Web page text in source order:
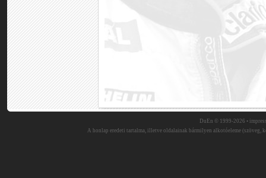
DuEn © 1999-2026 •
A honlap eredeti tartalma, illetve oldalainak bármilyen alkotóeleme (szöveg,